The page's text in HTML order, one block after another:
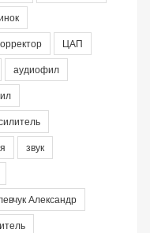
ЦАП
аудиофил
звук
Александр